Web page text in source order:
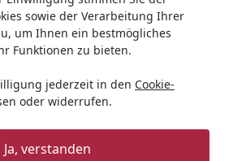
sowie der Verarbeitung Ihrer
um Ihnen ein bestmögliches
Funktionen zu bieten.
jederzeit in den Cookie-
oder widerrufen.
Ja, verstanden